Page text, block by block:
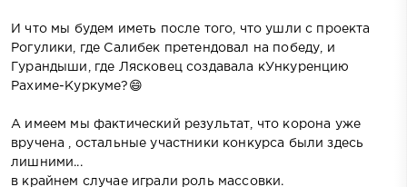
И что мы будем иметь после того, что ушли с проекта
Рогулики, где Салибек претендовал на победу, и
Гурандыши, где Лясковец создавала кУнкуренцию
Рахиме-Куркуме?😄
А имеем мы фактический результат, что корона уже
вручена , остальные участники конкурса были здесь
лишними...
в крайнем случае играли роль массовки.